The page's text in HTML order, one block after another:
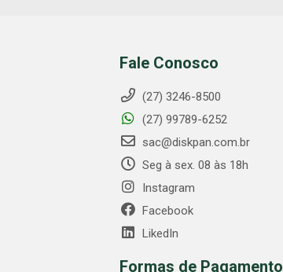
Fale Conosco
(27) 3246-8500
(27) 99789-6252
sac@diskpan.com.br
Seg à sex. 08 às 18h
Instagram
Facebook
LikedIn
Formas de Pagamento